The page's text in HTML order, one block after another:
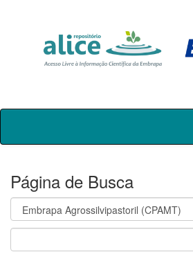
Skip
Página de Busca